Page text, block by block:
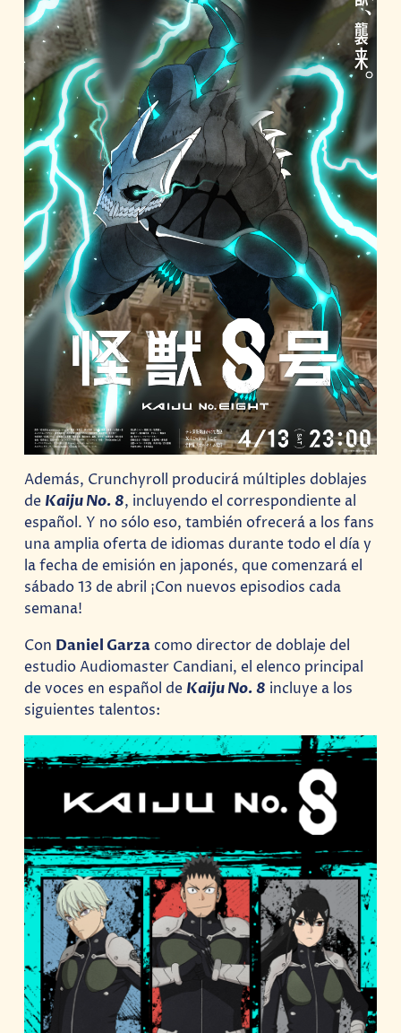
Además, Crunchyroll producirá múltiples doblajes
de Kaiju No. 8, incluyendo el correspondiente al
español. Y no sólo eso, también ofrecerá a los fans
una amplia oferta de idiomas durante todo el día y
la fecha de emisión en japonés, que comenzará el
sábado 13 de abril ¡Con nuevos episodios cada
semana!
Con Daniel Garzacomo director de doblaje del
estudio Audiomaster Candiani, el elenco principal
de voces en español de Kaiju No. 8 incluye a los
siguientes talentos: